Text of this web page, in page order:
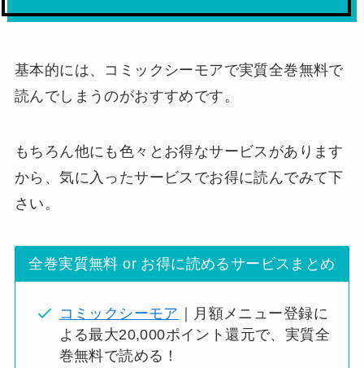
基本的には、コミックシーモアで実質全巻無料で
読んでしまうのがおすすめです。
もちろん他にも色々とお得なサービスがあります
から、気に入ったサービスでお得に読んでみて下
さい。
全巻実質無料 or お得に読めるサービスまとめ
コミックシーモア ｜月額メニュー登録に
よる最大20,000ポイント還元で、実質全
巻無料で読める！